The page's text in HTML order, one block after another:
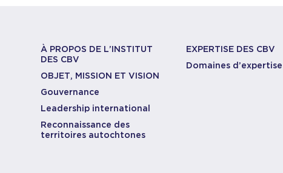
À PROPOS DE L’INSTITUT
DES CBV
OBJET, MISSION ET VISION
Gouvernance
Leadership international
Reconnaissance des
territoires autochtones
EXPERTISE DES CBV
Domaines d’expertise